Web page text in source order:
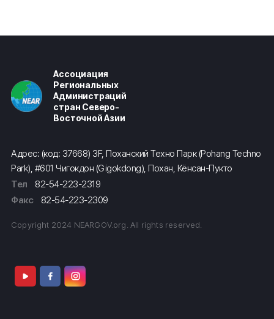
Ассоциация
Региональных
Администраций
стран Северо-
Восточной Азии
Адрес: (код: 37668) 3F, Поханский Техно Парк (Pohang Techno
Park), #601 Чигокдон (Gigokdong), Похан, Кёнсан-Пукто
Тел
82-54-223-2319
Факс
82-54-223-2309
Copyright 2024 NEARGOV.org. All rights reserved.